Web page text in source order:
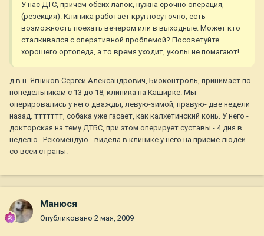
У нас ДТС, причем обеих лапок, нужна срочно операция,
(резекция). Клиника работает круглосуточно, есть
возможность поехать вечером или в выходные. Может кто
сталкивался с оперативной проблемой? Посоветуйте
хорошего ортопеда, а то время уходит, уколы не помагают!
д.в.н. Ягников Сергей Александрович, Биоконтроль, принимает по
понедельникам с 13 до 18, клиника на Каширке. Мы
оперировались у него дважды, левую-зимой, правую- две недели
назад. ттттттт, собака уже гасает, как калхетинский конь. У него -
докторская на тему ДТБС, при этом оперирует суставы - 4 дня в
неделю.. Рекомендую - видела в клинике у него на приеме людей
со всей страны.
Манюся
Опубликовано 2 мая, 2009